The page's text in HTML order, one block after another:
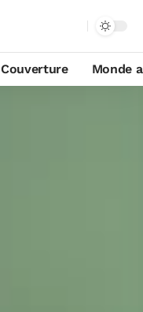
Couverture Monde